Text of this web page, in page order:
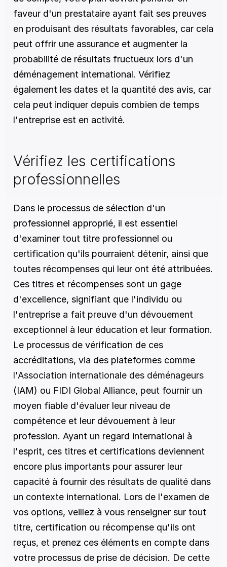
faveur d'un prestataire ayant fait ses preuves
en produisant des résultats favorables, car cela
peut offrir une assurance et augmenter la
probabilité de résultats fructueux lors d'un
déménagement international. Vérifiez
également les dates et la quantité des avis, car
cela peut indiquer depuis combien de temps
l'entreprise est en activité.
Vérifiez les certifications
professionnelles
Dans le processus de sélection d'un
professionnel approprié, il est essentiel
d'examiner tout titre professionnel ou
certification qu'ils pourraient détenir, ainsi que
toutes récompenses qui leur ont été attribuées.
Ces titres et récompenses sont un gage
d'excellence, signifiant que l'individu ou
l'entreprise a fait preuve d'un dévouement
exceptionnel à leur éducation et leur formation.
Le processus de vérification de ces
l'Association internationale des déménageurs
(IAM) ou FIDI Global Alliance, peut fournir un
moyen fiable d'évaluer leur niveau de
compétence et leur dévouement à leur
profession. Ayant un regard international à
l'esprit, ces titres et certifications deviennent
encore plus importants pour assurer leur
capacité à fournir des résultats de qualité dans
un contexte international. Lors de l'examen de
vos options, veillez à vous renseigner sur tout
titre, certification ou récompense qu'ils ont
reçus, et prenez ces éléments en compte dans
votre processus de prise de décision. De cette